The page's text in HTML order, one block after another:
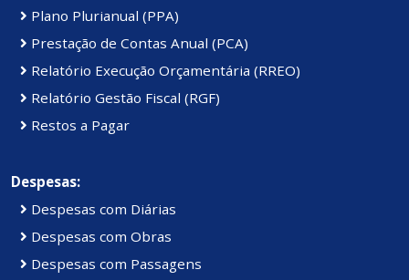
Plano Plurianual (PPA)
Prestação de Contas Anual (PCA)
Relatório Execução Orçamentária (RREO)
Relatório Gestão Fiscal (RGF)
Restos a Pagar
Despesas:
Despesas com Diárias
Despesas com Obras
Despesas com Passagens